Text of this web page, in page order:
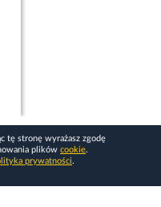
tę stronę wyrażasz zgodę
plików cookie.
prywatności.